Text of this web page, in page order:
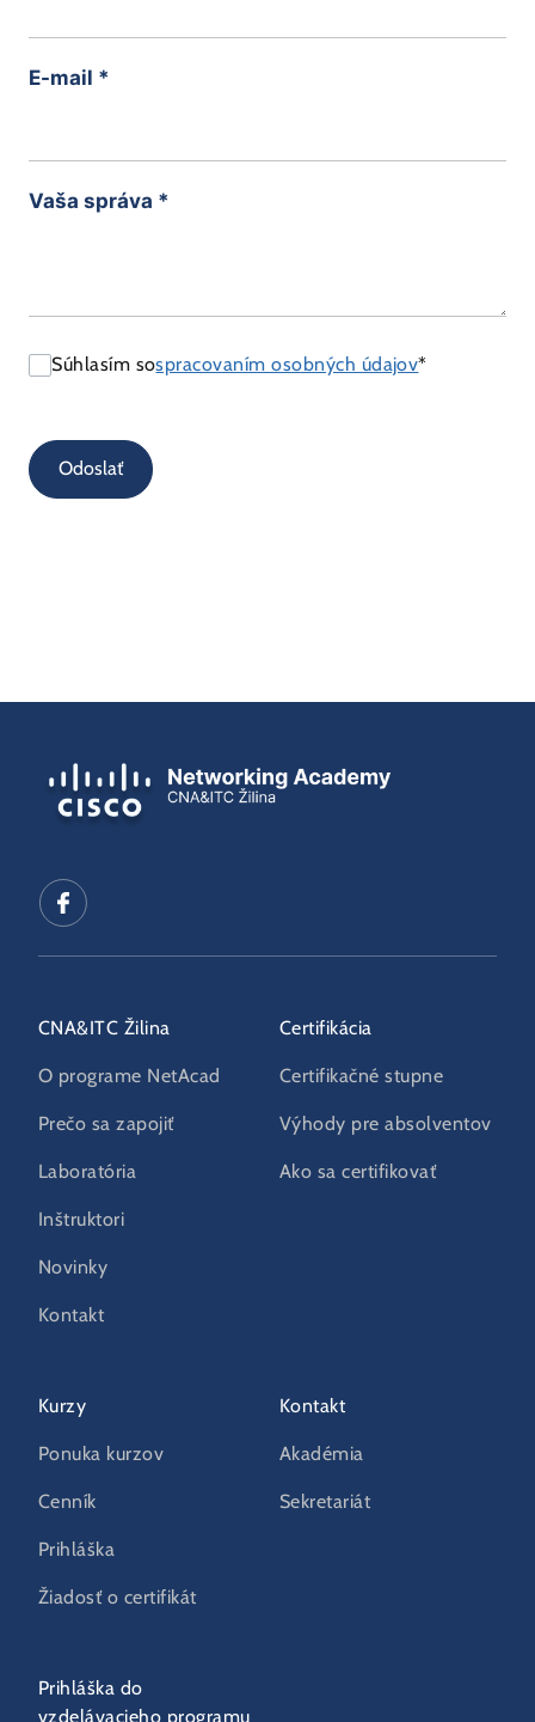
E-mail *
Vaša správa *
Súhlasím sospracovaním osobných údajov*
Odoslať
CNA&ITC Žilina
O programe NetAcad
Prečo sa zapojiť
Laboratória
Inštruktori
Novinky
Kontakt
Certifikácia
Certifikačné stupne
Výhody pre absolventov
Ako sa certifikovať
Kurzy
Ponuka kurzov
Cenník
Prihláška
Žiadosť o certifikát
Kontakt
Akadémia
Sekretariát
Prihláška do
vzdelávacieho programu